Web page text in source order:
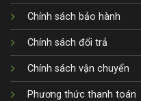
Chính sách bảo hành
Chính sách đổi trả
Chính sách vận chuyển
Phương thức thanh toán